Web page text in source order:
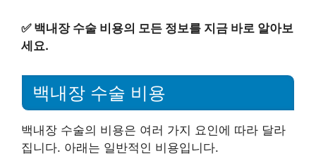
✅ 백내장 수술 비용의 모든 정보를 지금 바로 알아보
세요.
백내장 수술 비용
백내장 수술의 비용은 여러 가지 요인에 따라 달라
집니다. 아래는 일반적인 비용입니다.